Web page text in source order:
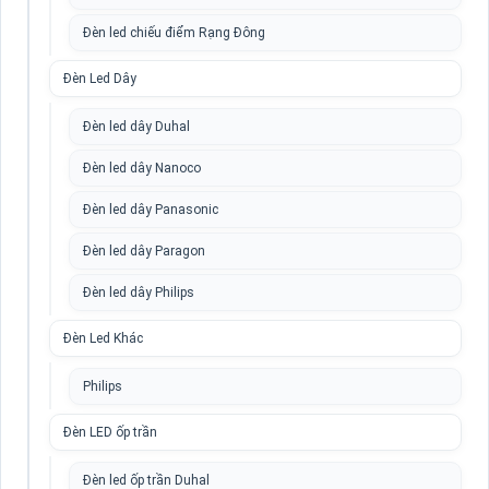
Đèn led chiếu điểm Rạng Đông
Đèn Led Dây
Đèn led dây Duhal
Đèn led dây Nanoco
Đèn led dây Panasonic
Đèn led dây Paragon
Đèn led dây Philips
Đèn Led Khác
Philips
Đèn LED ốp trần
Đèn led ốp trần Duhal